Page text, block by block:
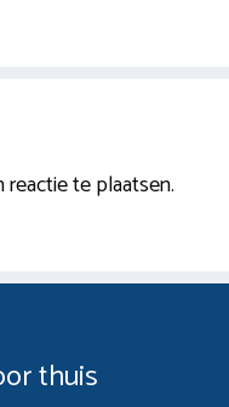
reactie te plaatsen.
thuis